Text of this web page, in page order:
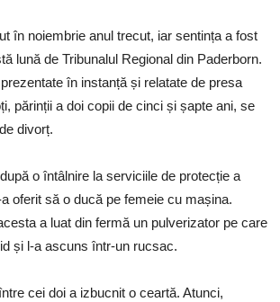
în noiembrie anul trecut, iar sentința a fost
lună de Tribunalul Regional din Paderborn.
în instanță și relatate de presa
părinții a doi copii de cinci și șapte ani, se
divorț.
o întâlnire la serviciile de protecție a
oferit să o ducă pe femeie cu mașina.
a luat din fermă un pulverizator pe care
și l-a ascuns într-un rucsac.
cei doi a izbucnit o ceartă. Atunci,